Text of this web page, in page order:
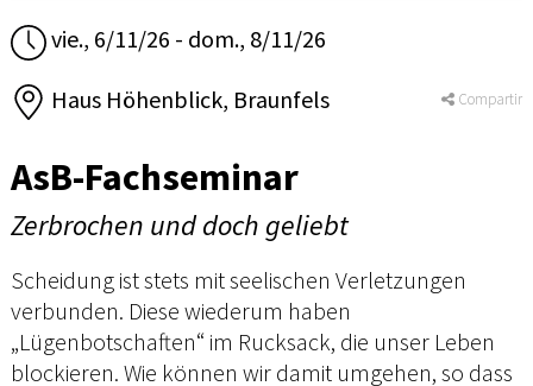
vie., 6/11/26 - dom., 8/11/26
Haus Höhenblick, Braunfels Compartir
AsB-Fachseminar
Zerbrochen und doch geliebt
Scheidung ist stets mit seelischen Verletzungen
verbunden. Diese wiederum haben
„Lügenbotschaften“ im Rucksack, die unser Leben
blockieren. Wie können wir damit umgehen, so dass